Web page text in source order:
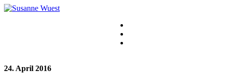
24. April 2016